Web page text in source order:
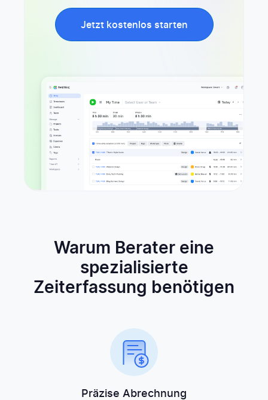
Jetzt kostenlos starten
Warum Berater eine
spezialisierte
Zeiterfassung benötigen
Präzise Abrechnung